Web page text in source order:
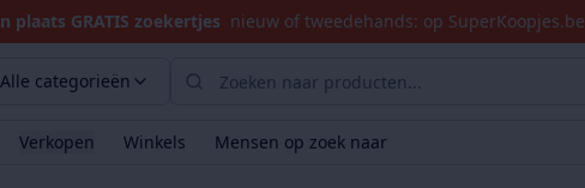
plaats GRATIS zoekertjes nieuw of tweedehands: op SuperKoopjes.be
Alle categorieën
Verkopen Winkels Mensen op zoek naar